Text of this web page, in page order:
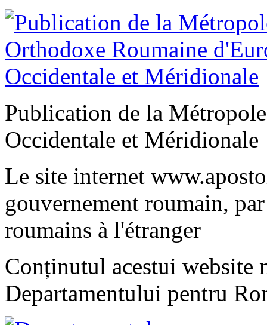
Publication de la
Occidentale et Méridionale
Le site internet
gouvernement roumain,
roumains à l'étranger
Conținutul acestui website
Departamentului pentru